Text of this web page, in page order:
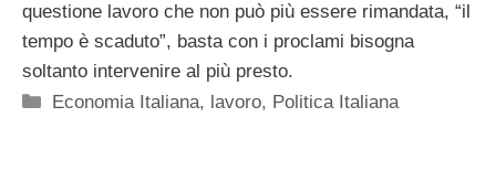
questione lavoro che non può più essere rimandata, “il
tempo è scaduto”, basta con i proclami bisogna
soltanto intervenire al più presto.
Categorie
Economia Italiana, lavoro, Politica Italiana